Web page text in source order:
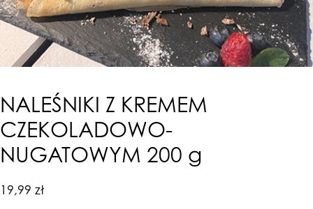
NALEŚNIKI Z KREMEM
CZEKOLADOWO-
NUGATOWYM 200 g
19,99 zł